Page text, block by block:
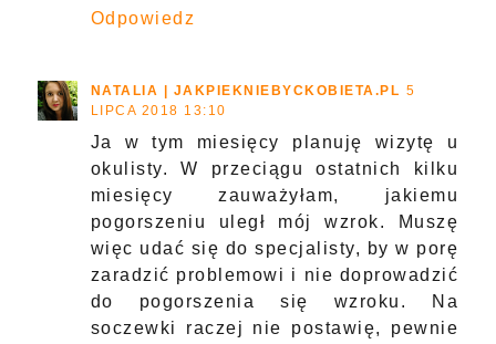
Odpowiedz
NATALIA | JAKPIEKNIEBYCKOBIETA.PL 5
LIPCA 2018 13:10
Ja w tym miesięcy planuję wizytę u
okulisty. W przeciągu ostatnich kilku
miesięcy zauważyłam, jakiemu
pogorszeniu uległ mój wzrok. Muszę
więc udać się do specjalisty, by w porę
zaradzić problemowi i nie doprowadzić
do pogorszenia się wzroku. Na
soczewki raczej nie postawię, pewnie